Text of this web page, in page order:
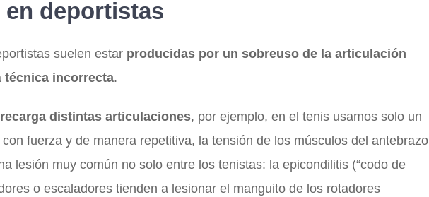
deportistas
suelen estar producidas por un sobreuso de la articulación
técnica incorrecta.
distintas articulaciones, por ejemplo, en el tenis usamos solo un
fuerza y de manera repetitiva, la tensión de los músculos del antebrazo
lesión muy común no solo entre los tenistas: la epicondilitis (“codo de
o escaladores tienden a lesionar el manguito de los rotadores